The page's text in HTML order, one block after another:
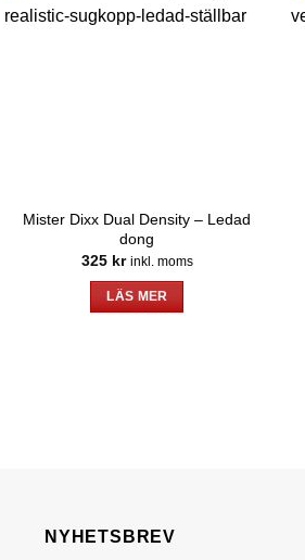
Mister Dixx Dual Density – Ledad
dong
325 kr inkl. moms
LÄS MER
NYHETSBREV